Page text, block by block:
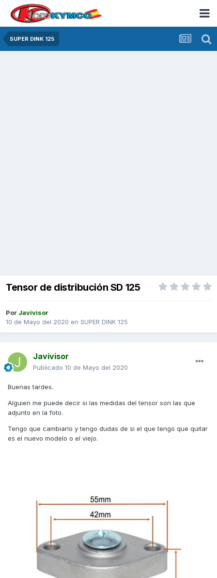
SUPER DINK 125
Tensor de distribución SD 125
Por Javivisor
10 de Mayo del 2020 en SUPER DINK 125
Javivisor
Publicado 10 de Mayo del 2020
Buenas tardes.
Alguien me puede decir si las medidas del tensor son las que
adjunto en la foto.
Tengo que cambiarlo y tengo dudas de si el que tengo que quitar
es el nuevo modelo o el viejo.